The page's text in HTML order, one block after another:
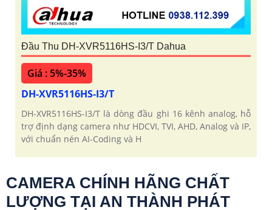
Đầu Thu DH-XVR5116HS-I3/T Dahua
Giá : 5%-35%
DH-XVR5116HS-I3/T
DH-XVR5116HS-I3/T là dòng đầu ghi 16 kênh analog, hỗ
trợ định dạng camera như HDCVI, TVI, AHD, Analog và IP,
với chuẩn nén AI-Coding và H
CAMERA CHÍNH HÃNG CHẤT
LƯỢNG TẠI AN THÀNH PHÁT